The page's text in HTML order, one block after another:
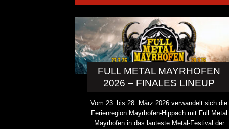
FULL METAL MAYRHOFEN
2026 – FINALES LINEUP
Vom 23. bis 28. März 2026 verwandelt sich die
Ferienregion Mayrhofen-Hippach mit Full Metal
Mayrhofen in das lauteste Metal-Festival der